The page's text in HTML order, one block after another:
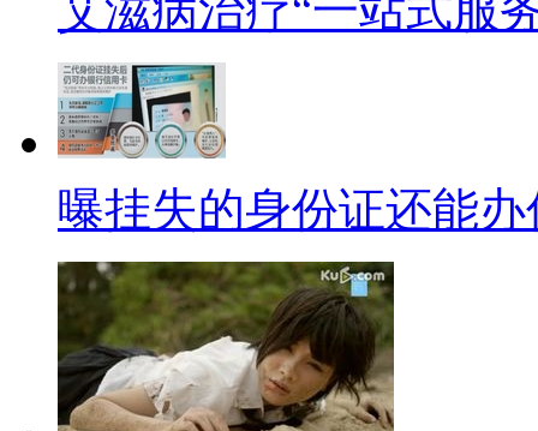
率，还能降低感染者体内的病
另一方面，艾滋病政策改革意
经费、人员配置等都需要更多
病抗病毒治疗“一站式服务”试点
舆县卫生局艾防办主任张怀孝
迎刃而解。
【同期】(河南省平舆县卫生
不是太好，这是一个，另外这
和病人比较多，追踪目标这一
曝挂失的身份证还能